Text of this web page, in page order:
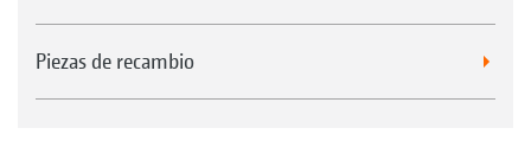
Piezas de recambio